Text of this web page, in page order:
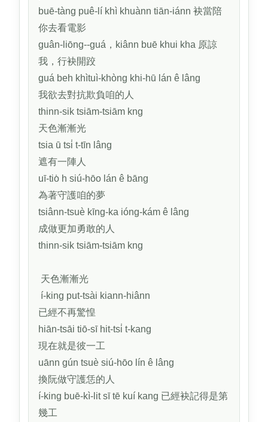
buē-tàng puê-lí khì khuànn tiān-iánn 袂當陪
你去看電影
guân-liōng--guá，kiânn buē khui kha 原諒
我，行袂開跤
guá beh khìtuì-khòng khi-hū lán ê lâng
我欲去對抗欺負咱的人
thinn-sik tsiām-tsiām kng
天色漸漸光
tsia ū tsi̍ t-tīn lâng
遮有一陣人
uī-tio̍ h siú-hōo lán ê bāng
為著守護咱的夢
tsiânn-tsuè kīng-ka ióng-kám ê lâng
成做更加勇敢的人
thinn-sik tsiām-tsiām kng
天色漸漸光
í-king put-tsài kiann-hiânn
已經不再驚惶
hiān-tsāi tiō-sī hit-tsi̍ t-kang
現在就是彼一工
uānn gún tsuè siú-hōo lín ê lâng
換阮做守護恁的人
í-king buē-kì-lit sī tē kuí kang 已經袂記得是第
幾工